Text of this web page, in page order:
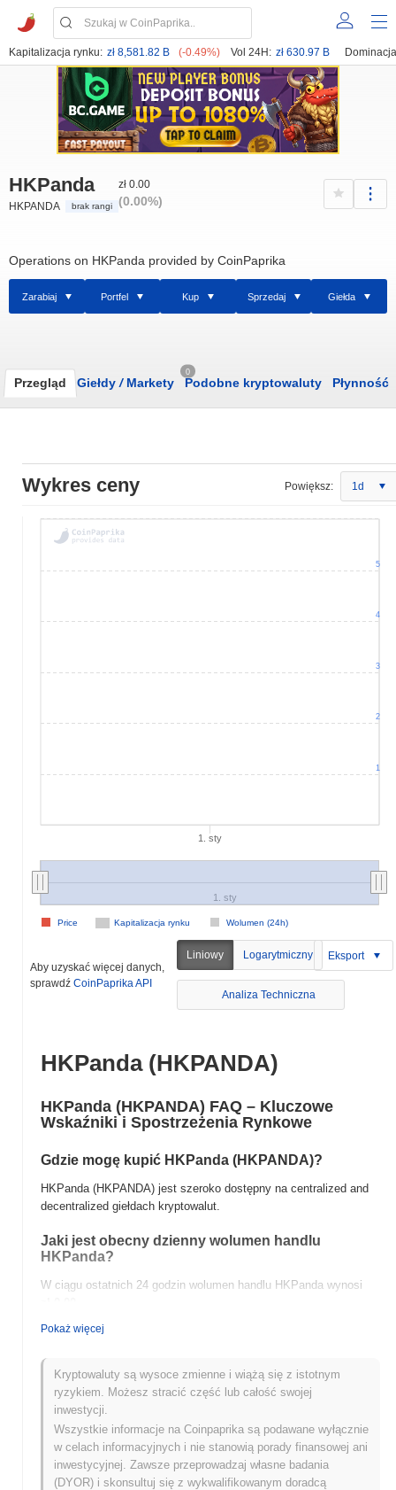
Kapitalizacja rynku: zł 8,581.82 B (-0.49%) Vol 24H: zł 630.97 B
HKPanda
HKPANDA brak rangi
zł 0.00
(0.00%)
Operations on HKPanda provided by CoinPaprika
Zarabiaj Portfel Kup Sprzedaj Giełda
Przegląd Giełdy /Markety
0
Podobne kryptowaluty Płynność
Wykres ceny Powiększ: 1d
1. sty
Kapitalizacja rynku Wolumen (24h)
Price
1. sty
1
2
3
4
5
Aby uzyskać więcej danych,
sprawdź CoinPaprika API
Liniowy Logarytmiczny Eksport
Analiza Techniczna
HKPanda (HKPANDA)
HKPanda (HKPANDA) FAQ – Kluczowe
Wskaźniki i Spostrzeżenia Rynkowe
Gdzie mogę kupić HKPanda (HKPANDA)?
HKPanda (HKPANDA) jest szeroko dostępny na centralized and
decentralized giełdach kryptowalut.
Jaki jest obecny dzienny wolumen handlu
HKPanda?
W ciągu ostatnich 24 godzin wolumen handlu HKPanda wynosi
Jaka jest historia zakresu cen HKPanda?
Najwyższy Poziom Historyczny (ATH):
Najniższy Poziom Historyczny (ATL):
zł 0.00
HKPanda jest obecnie notowany
Jak HKPanda radzi sobie w porównaniu z
szerszym rynkiem kryptowalut?
Pokaż więcej
Kryptowaluty są wysoce zmienne i wiążą się z istotnym
ryzykiem. Możesz stracić część lub całość swojej
inwestycji.
Wszystkie informacje na Coinpaprika są podawane wyłącznie
w celach informacyjnych i nie stanowią porady finansowej ani
inwestycyjnej. Zawsze przeprowadzaj własne badania
(DYOR) i skonsultuj się z wykwalifikowanym doradcą